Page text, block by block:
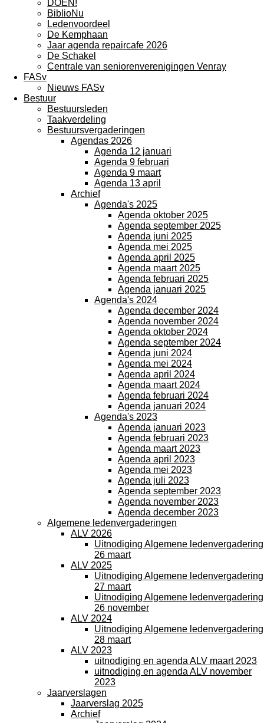
DOEN!
BiblioNu
Ledenvoordeel
De Kemphaan
Jaar agenda repaircafe 2026
De Schakel
Centrale van seniorenverenigingen Venray
FASv
Nieuws FASv
Bestuur
Bestuursleden
Taakverdeling
Bestuursvergaderingen
Agendas 2026
Agenda 12 januari
Agenda 9 februari
Agenda 9 maart
Agenda 13 april
Archief
Agenda's 2025
Agenda oktober 2025
Agenda september 2025
Agenda juni 2025
Agenda mei 2025
Agenda april 2025
Agenda maart 2025
Agenda februari 2025
Agenda januari 2025
Agenda's 2024
Agenda december 2024
Agenda november 2024
Agenda oktober 2024
Agenda september 2024
Agenda juni 2024
Agenda mei 2024
Agenda april 2024
Agenda maart 2024
Agenda februari 2024
Agenda januari 2024
Agenda's 2023
Agenda januari 2023
Agenda februari 2023
Agenda maart 2023
Agenda april 2023
Agenda mei 2023
Agenda juli 2023
Agenda september 2023
Agenda november 2023
Agenda december 2023
Algemene ledenvergaderingen
ALV 2026
Uitnodiging Algemene ledenvergadering
26 maart
ALV 2025
Uitnodiging Algemene ledenvergadering
27 maart
Uitnodiging Algemene ledenvergadering
26 november
ALV 2024
Uitnodiging Algemene ledenvergadering
28 maart
ALV 2023
uitnodiging en agenda ALV maart 2023
uitnodiging en agenda ALV november
2023
Jaarverslagen
Jaarverslag 2025
Archief